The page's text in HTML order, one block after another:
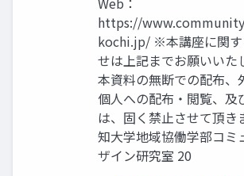
https://
kochi.jp/ ※本講座に関す
せは上記までお願いいた
本資料の無断での配布、
個人への配布・閲覧、及
は、固く禁止させて頂き
知大学地域協働学部コミ
ザイン研究室 20